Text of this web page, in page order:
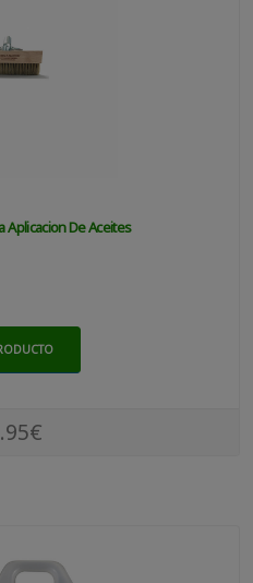
Aplicacion De Aceites